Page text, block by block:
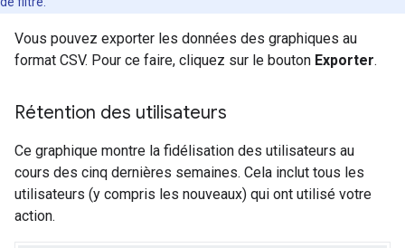
Vous pouvez exporter les données des graphiques au
format CSV. Pour ce faire, cliquez sur le bouton Exporter.
Rétention des utilisateurs
Ce graphique montre la fidélisation des utilisateurs au
cours des cinq dernières semaines. Cela inclut tous les
utilisateurs (y compris les nouveaux) qui ont utilisé votre
action.